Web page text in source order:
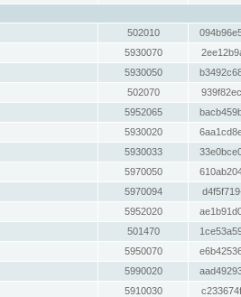
502010
5930070
5930050
502070
5952065
5930020
5930033
5970050
5970094
5952020
501470
5950070
5990020
5910030